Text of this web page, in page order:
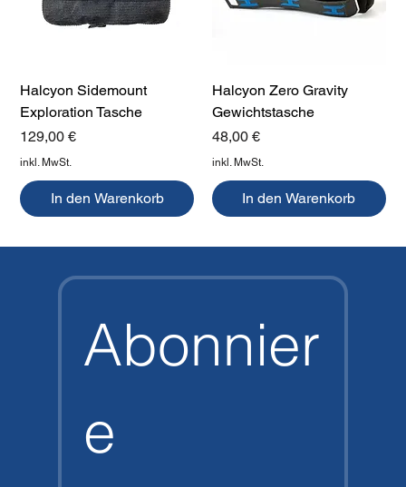
Halcyon Sidemount
Exploration Tasche
Preis
129,00 €
inkl. MwSt.
In den Warenkorb
Halcyon Zero Gravity
Gewichtstasche
Preis
48,00 €
inkl. MwSt.
In den Warenkorb
Abonnier
e